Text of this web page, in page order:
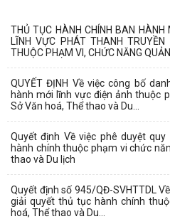
THỦ TỤC HÀNH CHÍNH BAN
LĨNH VỰC PHÁT THANH
THUỘC PHẠM VI, CHỨC NĂNG QUẢN
QUYẾT ĐỊNH Về việc công bố
hành mới lĩnh vực điện ảnh thuộc
Sở Văn hoá, Thể thao và Du...
Quyết định Về việc phê duyệt
hành chính thuộc phạm vi chức
thao và Du lịch
Quyết định số 945/QĐ-SVHTTDL
giải quyết thủ tục hành chính
hoá, Thể thao và Du...